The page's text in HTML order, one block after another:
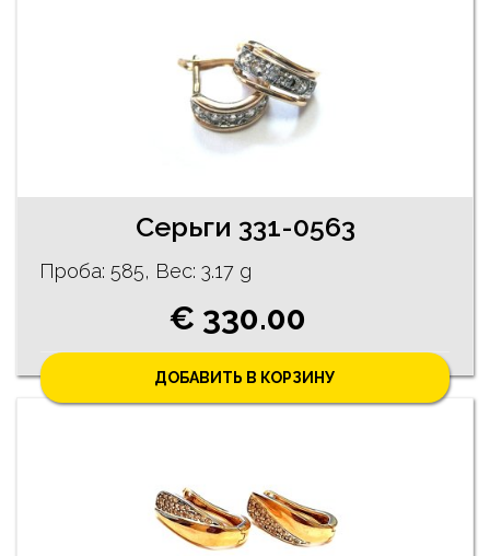
Cерьги 331-0563
Проба: 585, Bес: 3.17 g
€ 330.00
ДОБАВИТЬ В КОРЗИНУ